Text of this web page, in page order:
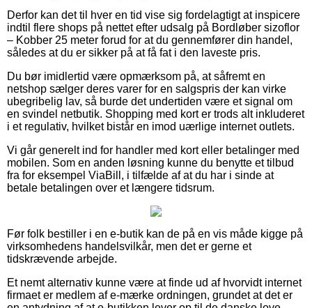
Derfor kan det til hver en tid vise sig fordelagtigt at inspicere
indtil flere shops på nettet efter udsalg på Bordløber sizoflor
– Kobber 25 meter forud for at du gennemfører din handel,
således at du er sikker på at få fat i den laveste pris.
Du bør imidlertid være opmærksom på, at såfremt en
netshop sælger deres varer for en salgspris der kan virke
ubegribelig lav, så burde det undertiden være et signal om
en svindel netbutik. Shopping med kort er trods alt inkluderet
i et regulativ, hvilket bistår en imod uærlige internet outlets.
Vi går generelt ind for handler med kort eller betalinger med
mobilen. Som en anden løsning kunne du benytte et tilbud
fra for eksempel ViaBill, i tilfælde af at du har i sinde at
betale betalingen over et længere tidsrum.
Før folk bestiller i en e-butik kan de på en vis måde kigge på
virksomhedens handelsvilkår, men det er gerne et
tidskrævende arbejde.
Et nemt alternativ kunne være at finde ud af hvorvidt internet
firmaet er medlem af e-mærke ordningen, grundet at det er